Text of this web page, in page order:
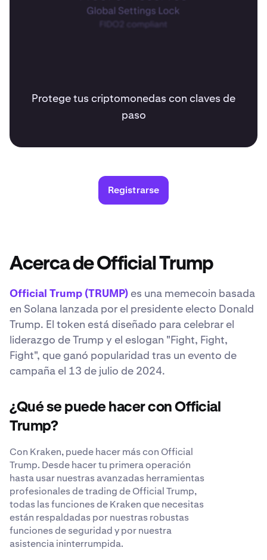
Protege tus criptomonedas con claves de
paso
Registrarse
Acerca de Official Trump
Official Trump (TRUMP) es una memecoin basada
en Solana lanzada por el presidente electo Donald
Trump. El token está diseñado para celebrar el
liderazgo de Trump y el eslogan "Fight, Fight,
Fight", que ganó popularidad tras un evento de
campaña el 13 de julio de 2024.
¿Qué se puede hacer con Official
Trump?
Con Kraken, puede hacer más con Official
Trump. Desde hacer tu primera operación
hasta usar nuestras avanzadas herramientas
profesionales de trading de Official Trump,
todas las funciones de Kraken que necesitas
están respaldadas por nuestras robustas
funciones de seguridad y por nuestra
asistencia ininterrumpida.